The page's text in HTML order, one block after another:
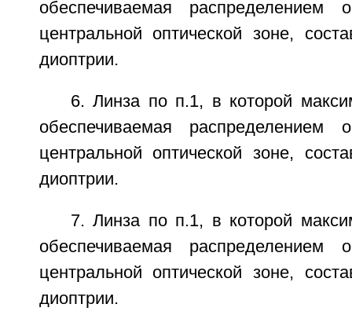
обеспечиваемая распределением
центральной оптической зоне,
диоптрии.
6. Линза по п.1, в которой
обеспечиваемая распределением
центральной оптической зоне,
диоптрии.
7. Линза по п.1, в которой
обеспечиваемая распределением
центральной оптической зоне,
диоптрии.